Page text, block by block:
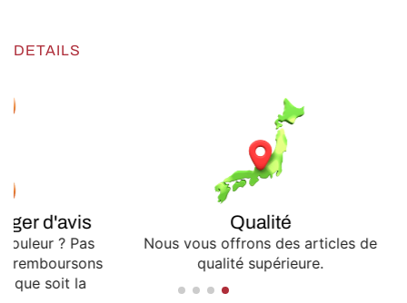
DETAILS
d'avis
? Pas
remboursons
que soit la
Qualité
Nous vous offrons des articles de
qualité supérieure.